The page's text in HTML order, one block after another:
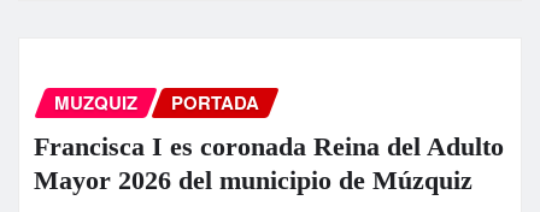
MUZQUIZ PORTADA
Francisca I es coronada Reina del Adulto
Mayor 2026 del municipio de Múzquiz